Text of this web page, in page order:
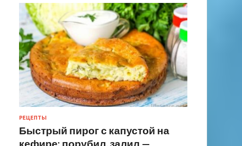
РЕЦЕПТЫ
Быстрый пирог с капустой на
кефире: порубил, залил —